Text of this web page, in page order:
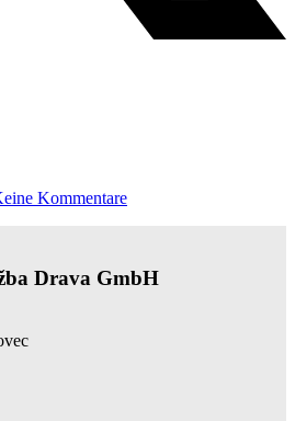
Kommentare
Drava GmbH